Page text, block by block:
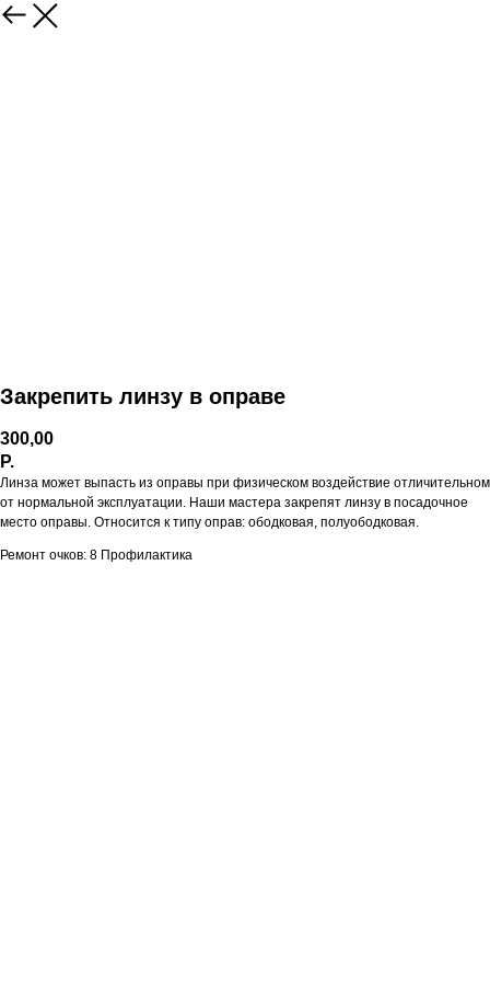
Закрепить линзу в оправе
300,00
Р.
Линза может выпасть из оправы при физическом воздействие отличительном
от нормальной эксплуатации. Наши мастера закрепят линзу в посадочное
место оправы. Относится к типу оправ: ободковая, полуободковая.
Ремонт очков: 8 Профилактика